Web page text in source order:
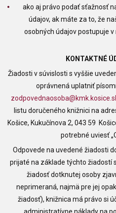
ako aj právo podať sťažnosť
údajov, ak máte za to, že
osobných údajov postupuje v
KONTAKTNÉ
Žiadosti v súvislosti s vyššie
oprávnená uplatniť
listu doručeného knižnici na
Košice, Kukučínova 2, 043 59
potrebné uviesť
Odpovede na uvedené žiadosti
prijaté na základe týchto žiadostí
žiadosť dotknutej osoby
neprimeraná, najmä pre jej
žiadosť), knižnica má právo si